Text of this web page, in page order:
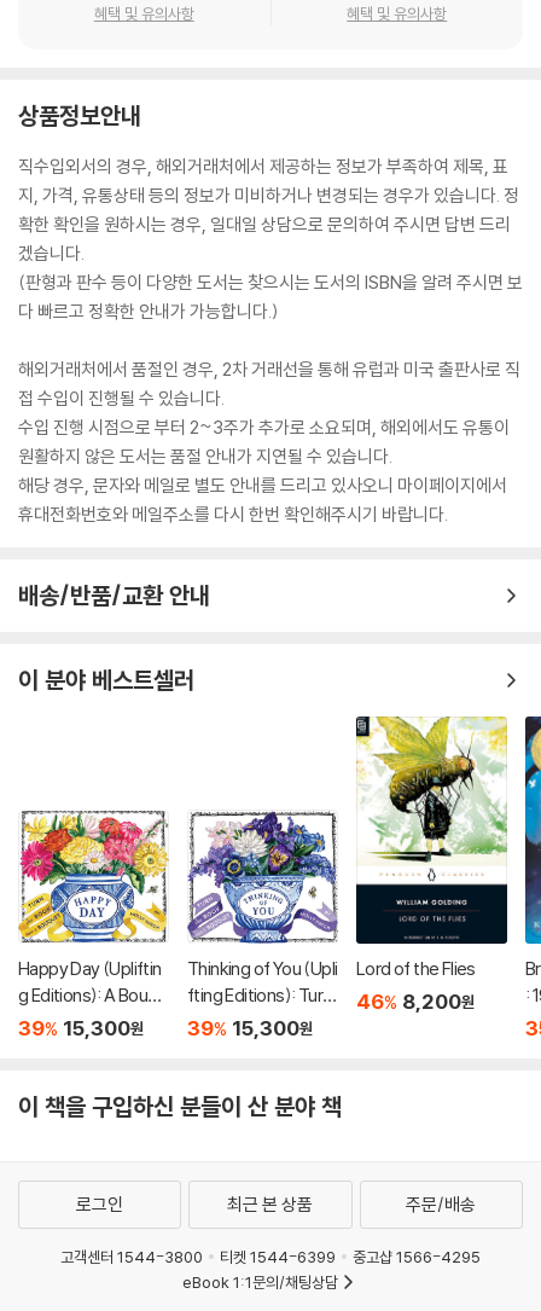
혜택 및 유의사항 혜택 및 유의사항
상품정보안내
직수입외서의 경우, 해외거래처에서 제공하는 정보가 부족하여 제목, 표
지, 가격, 유통상태 등의 정보가 미비하거나 변경되는 경우가 있습니다. 정
확한 확인을 원하시는 경우, 일대일 상담으로 문의하여 주시면 답변 드리
겠습니다.
(판형과 판수 등이 다양한 도서는 찾으시는 도서의 ISBN을 알려 주시면 보
다 빠르고 정확한 안내가 가능합니다.)
해외거래처에서 품절인 경우, 2차 거래선을 통해 유럽과 미국 출판사로 직
접 수입이 진행될 수 있습니다.
수입 진행 시점으로 부터 2~3주가 추가로 소요되며, 해외에서도 유통이
원활하지 않은 도서는 품절 안내가 지연될 수 있습니다.
해당 경우, 문자와 메일로 별도 안내를 드리고 있사오니 마이페이지에서
휴대전화번호와 메일주소를 다시 한번 확인해주시기 바랍니다.
배송/반품/교환 안내
이 분야 베스트셀러
Happy Day (Upliftin
g Editions): A Bouqu
et in a Book (부케북 /
39% 15,300원
Thinking of You (Upli
fting Editions): Turn
This Book Into a Bou
39% 15,300원
Lord of the Flies
46% 8,200원
:
이 책을 구입하신 분들이 산 분야 책
로그인 최근 본 상품 주문/배송
고객센터 1544-3800 티켓 1544-6399
중고샵 1566-4295
eBook 1:1문의/채팅상담